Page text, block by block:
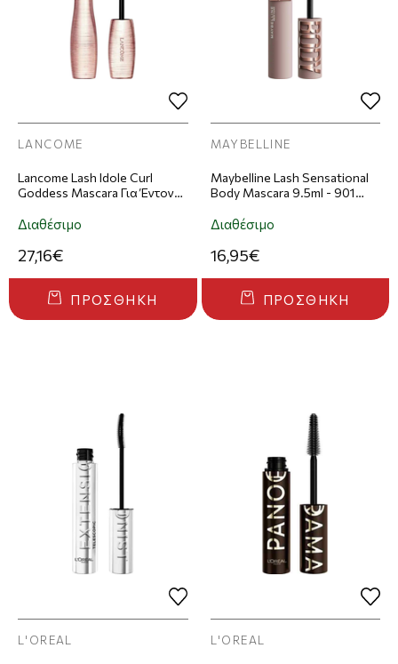
LANCOME
Lancome Lash Idole Curl
Goddess Mascara Για Έντονη
- 01 Black
Διαθέσιμο
27,16€
ΠΡΟΣΘΉΚΗ
MAYBELLINE
Maybelline Lash Sensational
Body Mascara 9.5ml - 901
Διαθέσιμο
16,95€
ΠΡΟΣΘΉΚΗ
L'OREAL L'OREAL